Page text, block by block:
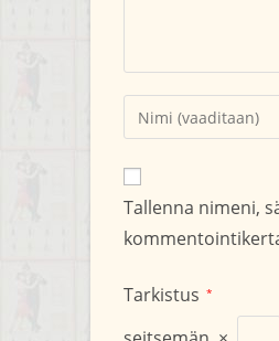
Kirjoita
nimesi
tai
käyttäjätunnuksesi
kommentoidaksesi
Tallenna nimeni,
Tarkistus *